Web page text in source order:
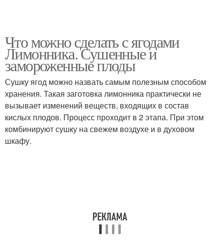
Что можно сделать с ягодами
Лимонника. Сушенные и
замороженные плоды
Сушку ягод можно назвать самым полезным способом
хранения. Такая заготовка лимонника практически не
вызывает изменений веществ, входящих в состав
кислых плодов. Процесс проходит в 2 этапа. При этом
комбинируют сушку на свежем воздухе и в духовом
шкафу.